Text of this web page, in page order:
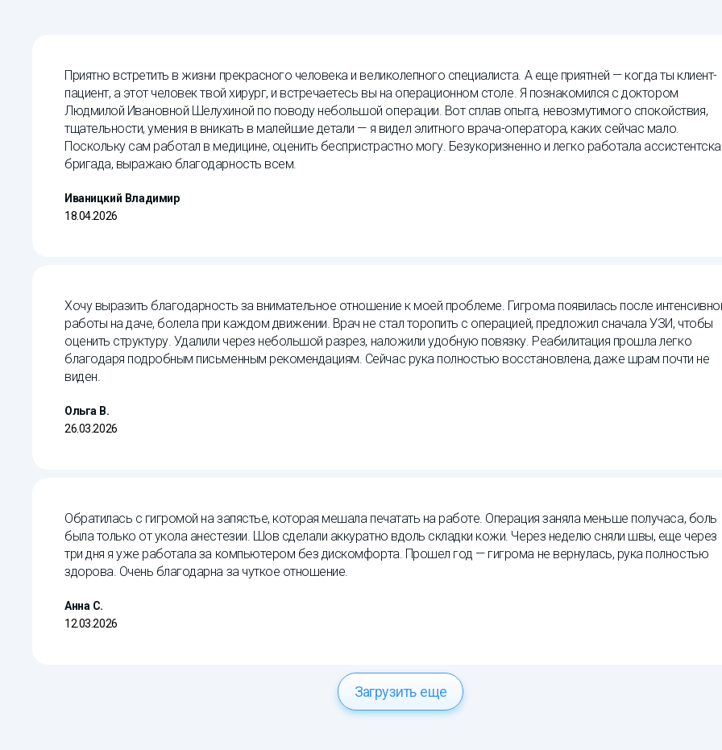
Приятно встретить в жизни прекрасного человека и великолепного специалиста. А еще приятней — когда ты клиент-
пациент, а этот человек твой хирург, и встречаетесь вы на операционном столе. Я познакомился с доктором
Людмилой Ивановной Шелухиной по поводу небольшой операции. Вот сплав опыта, невозмутимого спокойствия,
тщательности, умения в вникать в малейшие детали — я видел элитного врача-оператора, каких сейчас мало.
Поскольку сам работал в медицине, оценить беспристрастно могу. Безукоризненно и легко работала
бригада, выражаю благодарность всем.
Иваницкий Владимир
18.04.2026
Хочу выразить благодарность за внимательное отношение к моей проблеме. Гигрома появилась после
работы на даче, болела при каждом движении. Врач не стал торопить с операцией, предложил сначала УЗИ, чтобы
оценить структуру. Удалили через небольшой разрез, наложили удобную повязку. Реабилитация прошла легко
благодаря подробным письменным рекомендациям. Сейчас рука полностью восстановлена, даже шрам почти не
виден.
Ольга В.
26.03.2026
Обратилась с гигромой на запястье, которая мешала печатать на работе. Операция заняла меньше получаса, боль
была только от укола анестезии. Шов сделали аккуратно вдоль складки кожи. Через неделю сняли швы, еще через
три дня я уже работала за компьютером без дискомфорта. Прошел год — гигрома не вернулась, рука полностью
здорова. Очень благодарна за чуткое отношение.
Анна С.
12.03.2026
Загрузить еще